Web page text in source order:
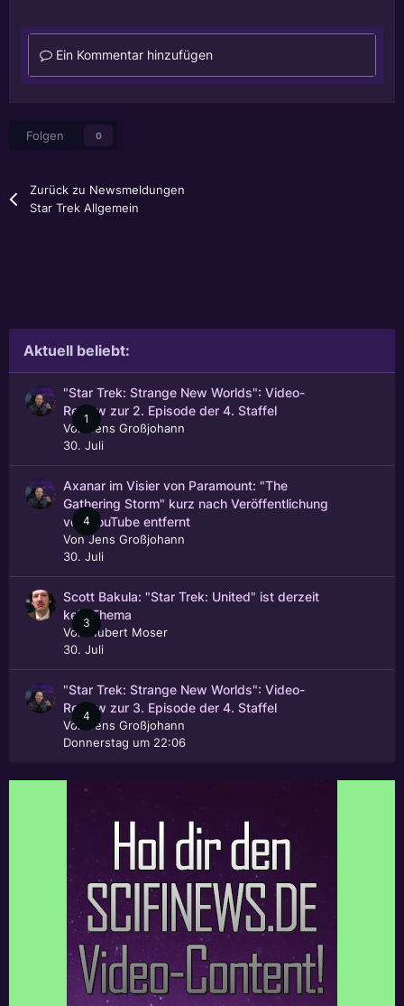
Ein Kommentar hinzufügen
Folgen 0
Zurück zu Newsmeldungen
Star Trek Allgemein
Aktuell beliebt:
1
"Star Trek: Strange New Worlds": Video-
Review zur 2. Episode der 4. Staffel
Von
Jens Großjohann
30. Juli
4
Axanar im Visier von Paramount: "The
Gathering Storm" kurz nach Veröffentlichung
von YouTube entfernt
VonJens Großjohann
30. Juli
3
Scott Bakula: "Star Trek: United" ist derzeit
kein Thema
Von
Hubert Moser
30. Juli
4
"Star Trek: Strange New Worlds": Video-
Review zur 3. Episode der 4. Staffel
Von
Jens Großjohann
Donnerstag um 22:06